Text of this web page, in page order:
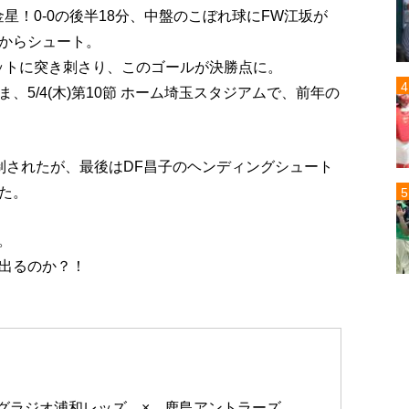
！0-0の後半18分、中盤のこぼれ球にFW江坂が
らシュート。
に突き刺さり、このゴールが決勝点に。
、5/4(木)第10節 ホーム埼玉スタジアムで、前年の
れたが、最後はDF昌子のヘンディングシュート
。
るのか？！